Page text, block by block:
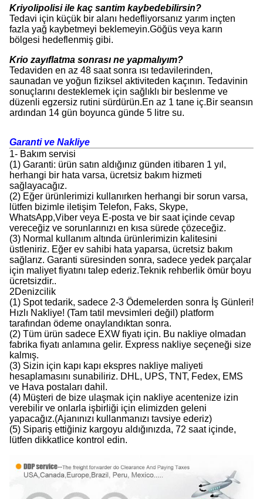
Kriyolipolisi ile kaç santim kaybedebilirsin?
Tedavi için küçük bir alanı hedefliyorsanız yarım inçten
fazla yağ kaybetmeyi beklemeyin.Göğüs veya karın
bölgesi hedeflenmiş gibi.
Krio zayıflatma sonrası ne yapmalıyım?
Tedaviden en az 48 saat sonra ısı tedavilerinden,
saunadan ve yoğun fiziksel aktiviteden kaçının. Tedavinin
sonuçlarını desteklemek için sağlıklı bir beslenme ve
düzenli egzersiz rutini sürdürün.En az 1 tane iç.Bir seansın
ardından 14 gün boyunca günde 5 litre su.
Garanti ve Nakliye
1- Bakım servisi
(1) Garanti: ürün satın aldığınız günden itibaren 1 yıl,
herhangi bir hata varsa, ücretsiz bakım hizmeti
sağlayacağız.
(2) Eğer ürünlerimizi kullanırken herhangi bir sorun varsa,
lütfen bizimle iletişim Telefon, Faks, Skype,
WhatsApp,Viber veya E-posta ve bir saat içinde cevap
vereceğiz ve sorunlarınızı en kısa sürede çözeceğiz.
(3) Normal kullanım altında ürünlerimizin kalitesini
üstleniriz. Eğer ev sahibi hata yaparsa, ücretsiz bakım
sağlarız. Garanti süresinden sonra, sadece yedek parçalar
için maliyet fiyatını talep ederiz.Teknik rehberlik ömür boyu
ücretsizdir..
2Denizcilik
(1) Spot tedarik, sadece 2-3 Ödemelerden sonra İş Günleri!
Hızlı Nakliye! (Tam tatil mevsimleri değil) platform
tarafından ödeme onaylandıktan sonra.
(2) Tüm ürün sadece EXW fiyatı için. Bu nakliye olmadan
fabrika fiyatı anlamına gelir. Express nakliye seçeneği size
kalmış.
(3) Sizin için kapı kapı ekspres nakliye maliyeti
hesaplamasını sunabiliriz. DHL, UPS, TNT, Fedex, EMS
ve Hava postaları dahil.
(4) Müşteri de bize ulaşmak için nakliye acentenize izin
verebilir ve onlarla işbirliği için elimizden geleni
yapacağız.(Ajanınızı kullanmanızı tavsiye ederiz)
(5) Sipariş ettiğiniz kargoyu aldığınızda, 72 saat içinde,
lütfen dikkatlice kontrol edin.